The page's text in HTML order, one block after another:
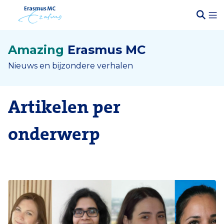
Amazing Erasmus MC
Nieuws en bijzondere verhalen
Artikelen per
onderwerp